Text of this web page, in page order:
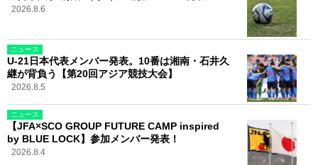
2026.8.6
ニュース
U-21日本代表メンバー発表。10番は湘南・石井久
継が背負う【第20回アジア競技大会】
2026.8.5
ニュース
【JFA×SCO GROUP FUTURE CAMP inspired
by BLUE LOCK】参加メンバー発表！
2026.8.4